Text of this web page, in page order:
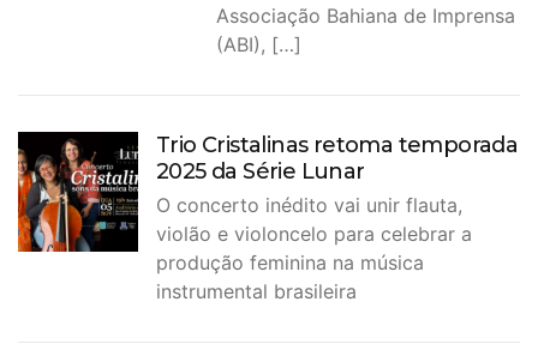
Associação Bahiana de Imprensa
(ABI), […]
Trio Cristalinas retoma temporada
2025 da Série Lunar
O concerto inédito vai unir flauta,
violão e violoncelo para celebrar a
produção feminina na música
instrumental brasileira